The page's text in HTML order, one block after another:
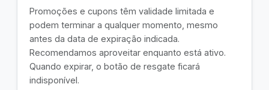
Promoções e cupons têm validade limitada e
podem terminar a qualquer momento, mesmo
antes da data de expiração indicada.
Recomendamos aproveitar enquanto está ativo.
Quando expirar, o botão de resgate ficará
indisponível.